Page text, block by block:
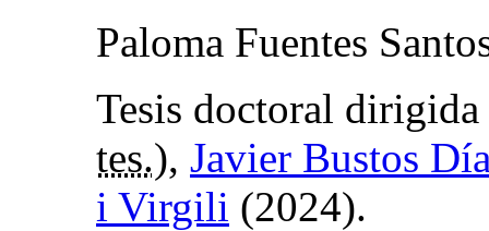
Paloma Fuentes
Tesis doctoral
tes.), Javier Bustos
i Virgili (2024).